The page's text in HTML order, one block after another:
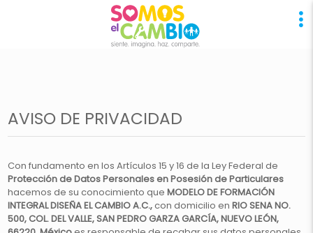
AVISO DE PRIVACIDAD
Con fundamento en los Artículos 15 y 16 de la Ley Federal de
Protección de Datos Personales en Posesión de Particulares
hacemos de su conocimiento que MODELO DE FORMACIÓN
INTEGRAL DISEÑA EL CAMBIO A.C.,con domicilio en RIO SENA NO.
500, COL. DEL VALLE, SAN PEDRO GARZA GARCÍA, NUEVO LEÓN,